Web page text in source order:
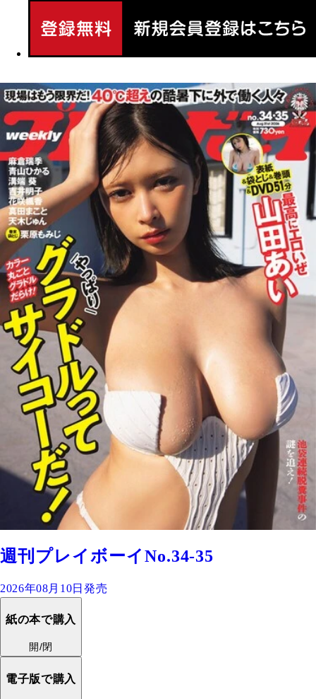
週刊プレイボーイNo.34-35
2026年08月10日発売
紙の本で購入
開/閉
電子版で購入